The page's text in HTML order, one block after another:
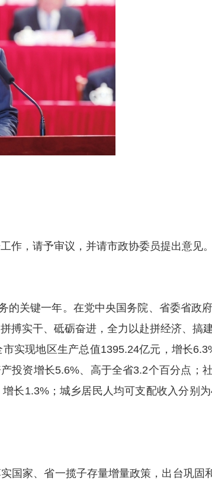
，请予审议，并请市政协委员提出意见。
关键一年。在党中央国务院、 省委省政
搏实干、砥砺奋进，全力以赴拼经济、搞
实现地区生产总值1395.24亿元，增长
投资增长5.6%、高于全省3.2个百分点；
长1.3%；城乡居民人均可支配收入分别
家、省一揽子存量增量政策，出台巩固